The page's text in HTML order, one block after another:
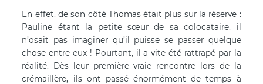
En effet, de son côté Thomas était plus sur la réserve :
Pauline étant la petite sœur de sa colocataire, il
n’osait pas imaginer qu’il puisse se passer quelque
chose entre eux ! Pourtant, il a vite été rattrapé par la
réalité. Dès leur première vraie rencontre lors de la
crémaillère, ils ont passé énormément de temps à